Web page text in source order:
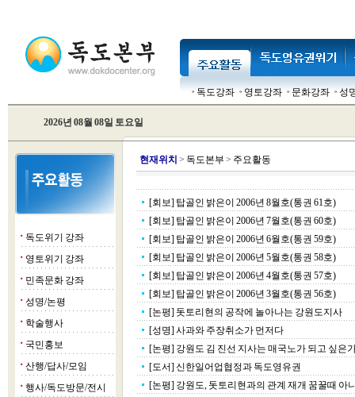
독도강좌 영토강좌 문화강좌 성
2026년 08월 08일 토요일
■ 독도위기 강좌
■ 영토위기 강좌
■ 민족문화 강좌
■ 성명/논평
■ 학술행사
■ 국민홍보
■ 산행/답사/모임
■ 행사/독도방문/전시
현재위치 > 독도본부 > 주요활동
[회보] 탑골인 밝은이 2006년 8월호(통권 61호)
[회보] 탑골인 밝은이 2006년 7월호(통권 60호)
[회보] 탑골인 밝은이 2006년 6월호(통권 59호)
[회보] 탑골인 밝은이 2006년 5월호(통권 58호)
[회보] 탑골인 밝은이 2006년 4월호(통권 57호)
[회보] 탑골인 밝은이 2006년 3월호(통권 56호)
[논평] 돗토리현의 공작에 놀아나는 강원도지사
[성명] 사과와 주장취소가 먼저다
[논평] 강원도 김 진선 지사는 매국노가 되고 싶은
[도서] 신한일어업협정과 독도영유권
[논평] 강원도, 돗토리현과의 관계 재개 꿈꿀때 아